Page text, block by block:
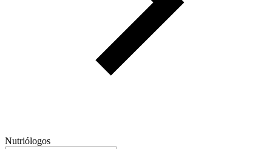
Nutriólogos